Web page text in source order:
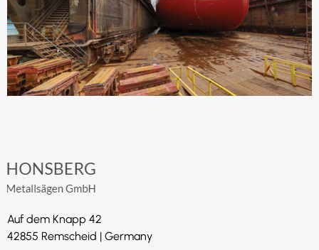
Auf dem Knapp 42
42855 Remscheid | Germany